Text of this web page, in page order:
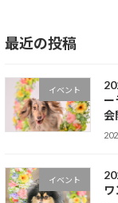
最近の投稿
イベント
ー
会
イベント